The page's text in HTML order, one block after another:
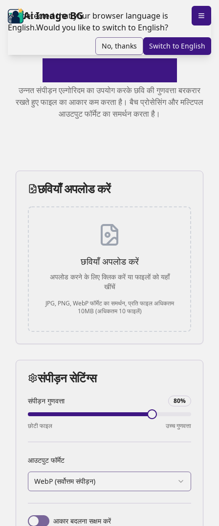
Ai Image BG
उन्नत संपीड़न एल्गोरिदम का उपयोग करके छवि की गुणवत्ता बरकरार
रखते हुए फाइल का आकार कम करता है। बैच प्रोसेसिंग और मल्टिपल
आउटपुट फॉर्मेट का समर्थन करता है।
छवियाँ अपलोड करें
छवियाँ अपलोड करें
अपलोड करने के लिए क्लिक करें या फाइलों को यहाँ
खींचें
JPG, PNG, WebP फॉर्मेट का समर्थन, प्रति फाइल अधिकतम
10MB (अधिकतम 10 फाइलें)
संपीड़न सेटिंग्स
संपीड़न गुणवत्ता 80%
छोटी फाइल उच्च गुणवत्ता
आउटपुट फॉर्मेट
WebP (सर्वोत्तम संपीड़न)
आकार बदलना सक्षम करें
We detected that your browser language is
English.Would you like to switch to English?
No, thanks Switch to English